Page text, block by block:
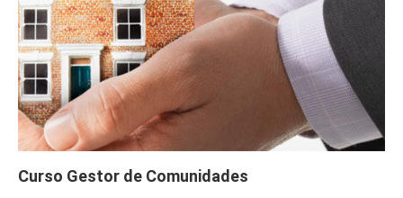
Curso Gestor de Comunidades